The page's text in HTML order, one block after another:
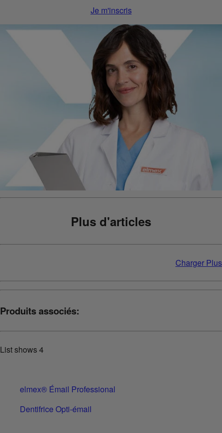
Je m'inscris
Plus d'articles
Charger Plus
Produits associés:
List shows4
elmex® Émail Professional
Dentifrice Opti-émail